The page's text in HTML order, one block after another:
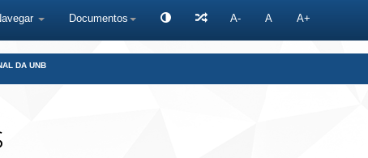
Documentos A- A A+
DA UNB